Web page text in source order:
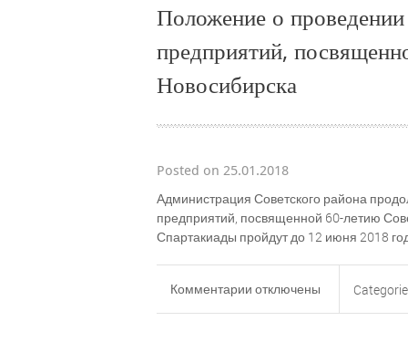
Положение о
предприятий,
Новосибирска
Posted on 25.01.2018
Администрация Советского района
предприятий, посвященной 60-летию
Спартакиады пройдут до 12 июня 2018
Комментарии котключены